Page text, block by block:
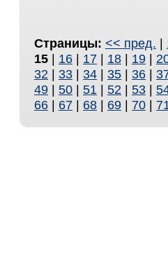
Страницы: << пред. |
15 | 16 | 17 | 18 | 19 |
32 | 33 | 34 | 35 | 36 |
49 | 50 | 51 | 52 | 53 |
66 | 67 | 68 | 69 | 70 |